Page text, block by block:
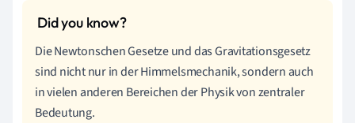
Die Newtonschen Gesetze und das Gravitationsgesetz
sind nicht nur in der Himmelsmechanik, sondern auch
in vielen anderen Bereichen der Physik von zentraler
Bedeutung.